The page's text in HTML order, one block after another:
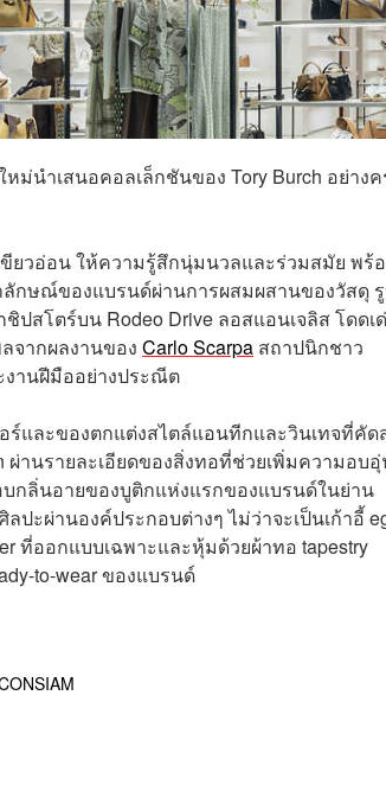
ม่นำเสนอคอลเล็กชันของ Tory Burch อย่าง
ยวอ่อน ให้ความรู้สึกนุ่มนวลและร่วมสมัย พร้
กษณ์ของแบรนด์ผ่านการผสมผสานของวัสดุ
ปสโตร์บน Rodeo Drive ลอสแอนเจลิส โดดเ
จากผลงานของ Carlo Scarpa สถาปนิกชาว
านฝีมืออย่างประณีต
ร์และของตกแต่งสไตล์แอนทีกและวินเทจที่คัด
านรายละเอียดของสิ่งทอที่ช่วยเพิ่มความอบ
กลิ่นอายของบูติกแห่งแรกของแบรนด์ในย่าน
ะผ่านองค์ประกอบต่างๆ ไม่ว่าจะเป็นเก้าอี้
ที่ออกแบบเฉพาะและหุ้มด้วยผ้าทอ tapestry
to-wear ของแบรนด์